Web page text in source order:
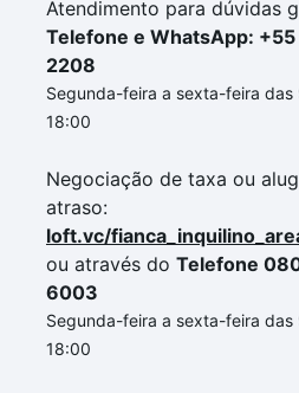
Atendimento para dúvidas
Telefone e WhatsApp:
2208
Segunda-feira a sexta-feira das
18:00
Negociação de taxa ou
atraso:
loft.vc/
ou através do Telefone
6003
Segunda-feira a sexta-feira das
18:00